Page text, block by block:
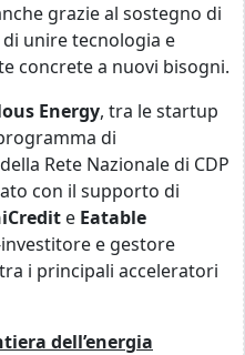
grazie al sostegno di
unire tecnologia e
concrete a nuovi bisogni.
Energy, tra le startup
di
Rete Nazionale di CDP
con il supporto di
e Eatable
e gestore
i principali acceleratori
dell’energia